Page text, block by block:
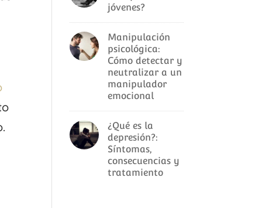
jóvenes?
Manipulación
psicológica:
Cómo detectar y
neutralizar a un
manipulador
emocional
¿Qué es la
depresión?:
Síntomas,
consecuencias y
tratamiento